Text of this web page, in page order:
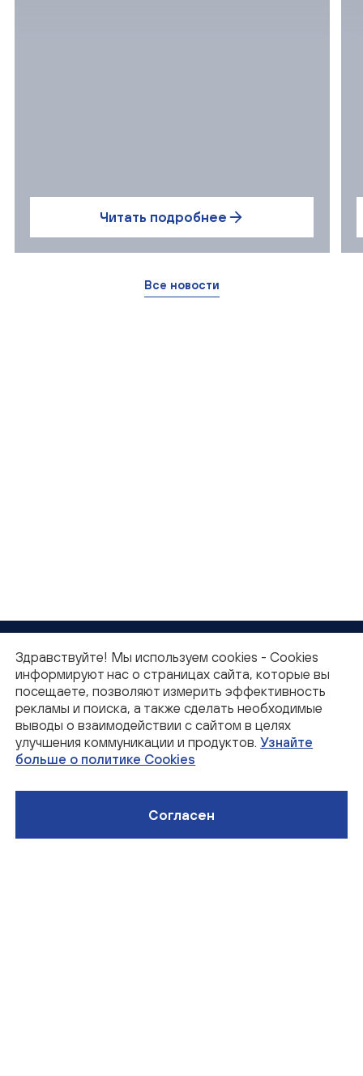
Читать подробнее
Все новости
Вакансии
Работа в «Энкорп»
О компании
Предприятия
Карьера на производстве
Новости и события
Здравствуйте! Мы используем cookies - Cookies
информируют нас о страницах сайта, которые вы
посещаете, позволяют измерить эффективность
рекламы и поиска, а также сделать необходимые
выводы о взаимодействии с сайтом в целях
улучшения коммуникации и продуктов.Узнайте
больше о политике Cookies
Согласен